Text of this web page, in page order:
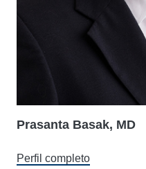
Prasanta Basak, MD
Perfil completo